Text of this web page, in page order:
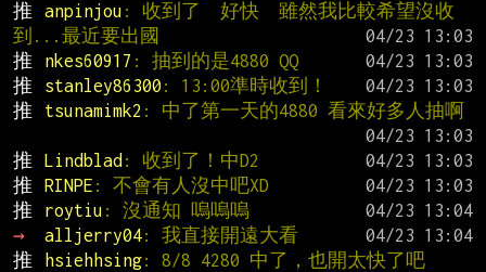
推
anpinjou : 收到了  好快  雖然我比較希望沒收
到...最近要出國
推
nkes60917 : 抽到的是4880 QQ
推
stanley86300 : 13:00準時收到！
推
tsunamimk2 : 中了第一天的4880 看來好多人抽啊
推
Lindblad : 收到了！中D2
推
RINPE : 不會有人沒中吧XD
推
roytiu : 沒通知 嗚嗚嗚
→
alljerry04: 我直接開遠大看
推
hsiehhsing: 8/8 4280 中了，也開太快了吧